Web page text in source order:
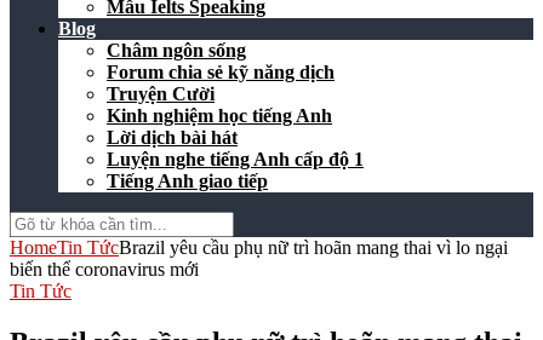
Mẫu Ielts Speaking
Blog
Châm ngôn sống
Forum chia sẻ kỹ năng dịch
Truyện Cười
Kinh nghiệm học tiếng Anh
Lời dịch bài hát
Luyện nghe tiếng Anh cấp độ 1
Tiếng Anh giao tiếp
HomeTin TứcBrazil yêu cầu phụ nữ trì hoãn mang thai vì lo ngại
biến thể coronavirus mới
Tin Tức